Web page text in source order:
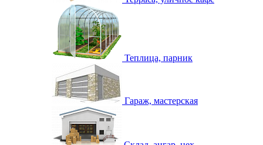
Теплица, парник
Гараж, мастерская